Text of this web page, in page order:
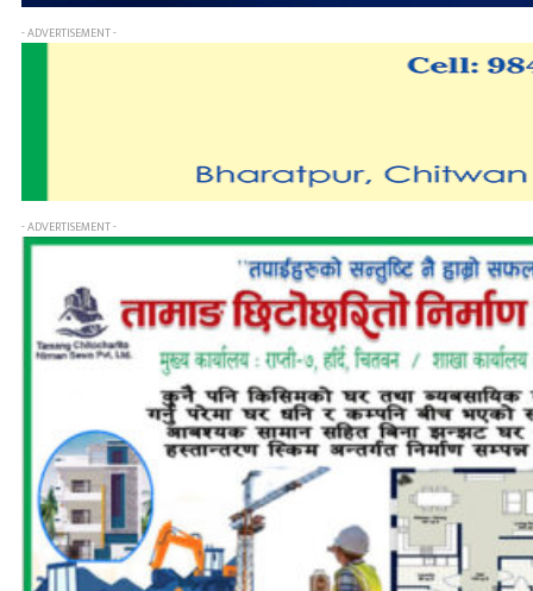
- ADVERTISEMENT -
- ADVERTISEMENT -